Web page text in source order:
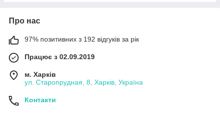
Про нас
97% позитивних з 192 відгуків за рік
Працює з 02.09.2019
м. Харків
ул. Старопрудная, 8, Харків, Україна
Контакти